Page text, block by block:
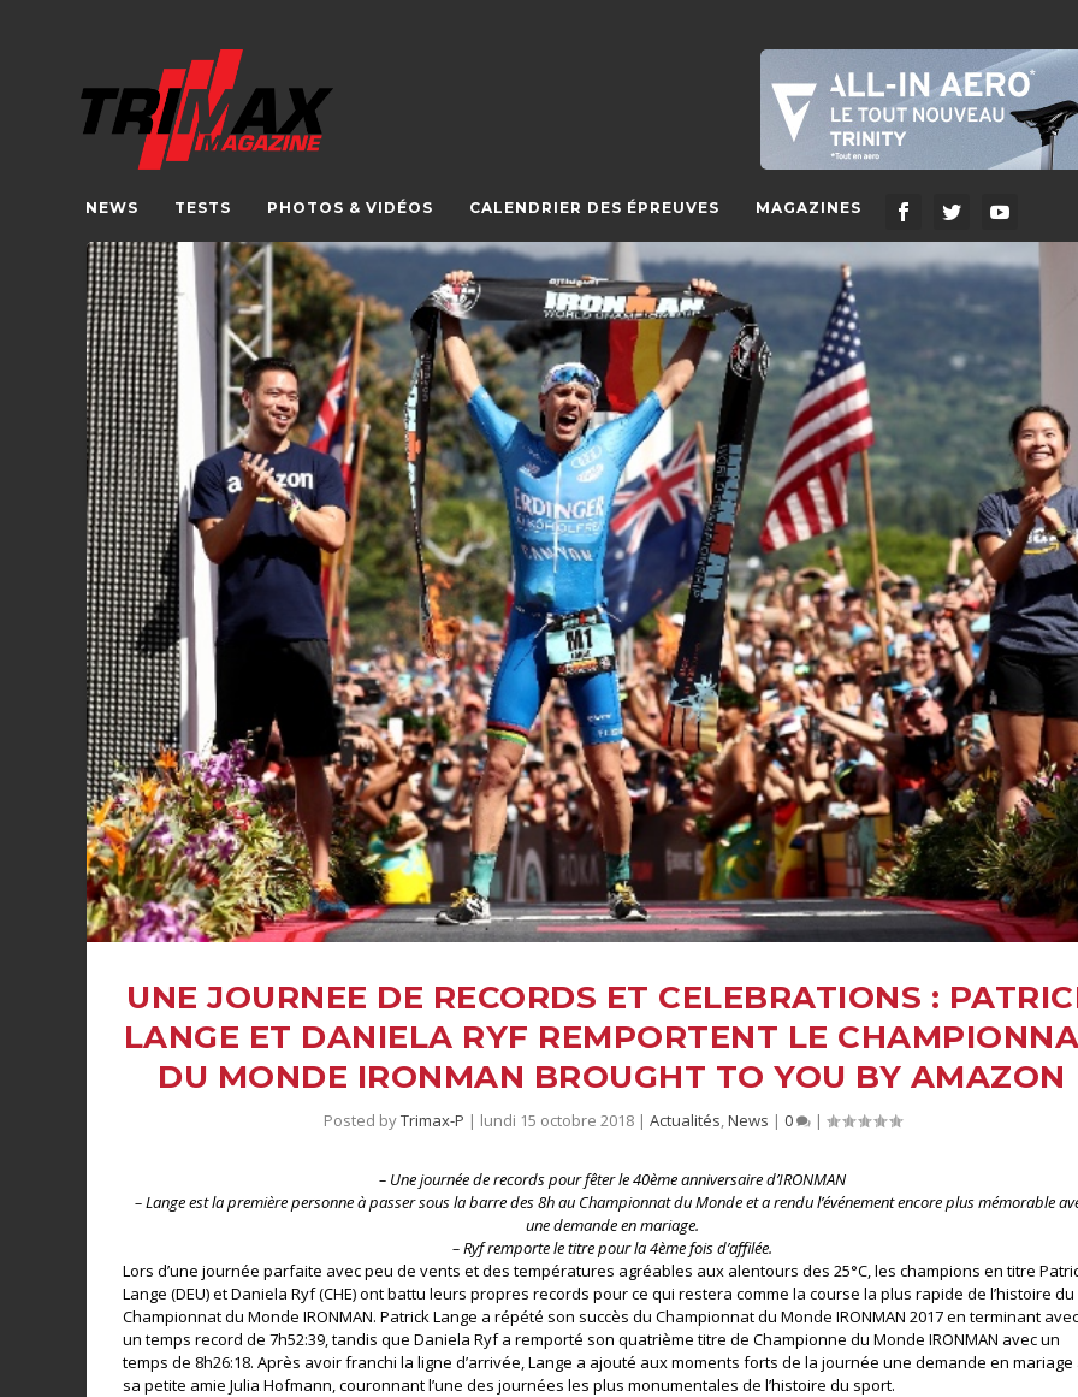
NEWS TESTS PHOTOS & VIDÉOS CALENDRIER DES ÉPREUVES MAGAZINES
UNE JOURNEE DE RECORDS ET CELEBRATIONS :
LANGE ET DANIELA RYF REMPORTENT LE
DU MONDE IRONMAN BROUGHT TO YOU BY AMAZON
Posted byTrimax-P | lundi 15 octobre 2018| Actualités,News | 0 |
– Une journée de records pour fêter le 40ème anniversaire d’IRONMAN
– Lange est la première personne à passer sous la barre des 8h au Championnat du Monde et a rendu l’événement encore plus mémorable
une demande en mariage.
– Ryf remporte le titre pour la 4ème fois d’affilée.
Lors d’une journée parfaite avec peu de vents et des températures agréables aux alentours des 25°C, les champions en titre
Lange (DEU) et Daniela Ryf (CHE) ont battu leurs propres records pour ce qui restera comme la course la plus rapide de l’histoire du
Championnat du Monde IRONMAN. Patrick Lange a répété son succès du Championnat du Monde IRONMAN 2017 en terminant avec
un temps record de 7h52:39, tandis que Daniela Ryf a remporté son quatrième titre de Championne du Monde IRONMAN avec un
temps de 8h26:18. Après avoir franchi la ligne d’arrivée, Lange a ajouté aux moments forts de la journée une demande en mariage
sa petite amie Julia Hofmann, couronnant l’une des journées les plus monumentales de l’histoire du sport.